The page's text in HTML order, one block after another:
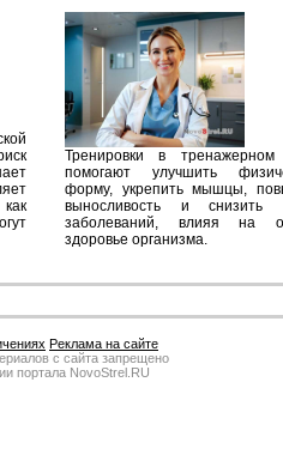
Тренировки в тренажерном
помогают улучшить
форму, укрепить мышцы,
выносливость и снизить
заболеваний, влияя на
здоровье организма.
Реклама на сайте
с сайта запрещено
портала NovoStrel.RU